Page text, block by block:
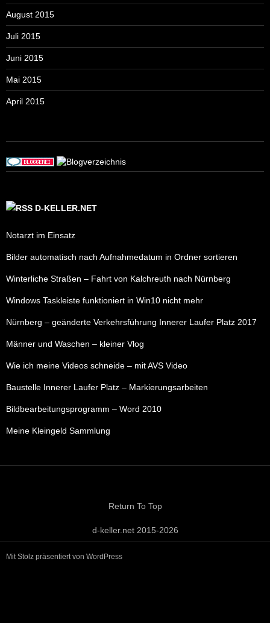
August 2015
Juli 2015
Juni 2015
Mai 2015
April 2015
D-KELLER.NET
Notarzt im Einsatz
Bilder automatisch nach Aufnahmedatum in Ordner sortieren
Winterliche Straßen – Fahrt von Kalchreuth nach Nürnberg
Windows Taskleiste funktioniert in Win10 nicht mehr
Nürnberg – geänderte Verkehrsführung Innerer Laufer Platz 2017
Männer und Waschen – kleiner Vlog
Wie ich meine Videos schneide – mit AVS Video
Baustelle Innerer Laufer Platz – Markierungsarbeiten
Bildbearbeitungsprogramm – Word 2010
Meine Kleingeld Sammlung
Return To Top
d-keller.net 2015-2026
Mit Stolz präsentiert von WordPress